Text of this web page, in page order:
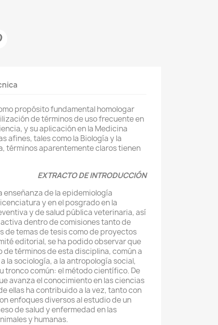
propósito fundamental homologar
de términos de uso frecuente en
y su aplicación en la Medicina
afines, tales como la Biología y la
términos aparentemente claros tienen
EXTRACTO DE INTRODUCCIÓN
enseñanza de la epidemiología
y en el posgrado en la
y de salud pública veterinaria, así
dentro de comisiones tanto de
de temas de tesis como de proyectos
editorial, se ha podido observar que
de términos de esta disciplina, común a
la sociología, a la antropología social,
tronco común: el método científico. De
avanza el conocimiento en las ciencias
ellas ha contribuido a la vez, tanto con
enfoques diversos al estudio de un
de salud y enfermedad en las
y humanas.